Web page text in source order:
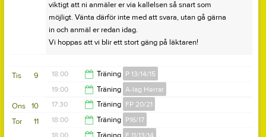
viktigt att ni anmäler er via kallelsen så snart som
möjligt. Vänta därför inte med att svara, utan gå gärna
in och anmäl er redan idag.
Vi hoppas att vi blir ett stort gäng på läktaren!
9
Tis 18:00 Träning P 13/14/15
19:30
19:00 Träning A-lag Herrar
20:30
10
Ons 17:30 Träning FP 20/21
18:30
11
Tor 18:00 Träning P16/17